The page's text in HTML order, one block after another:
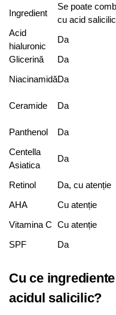
Ingredient
Se poate
cu acid
Acid
hialuronic
Da
Glicerină
Da
NiacinamidăDa
Ceramide
Da
Panthenol
Da
Centella
Asiatica
Da
Retinol Da, cu atenție
AHA
Cu atenție
Vitamina C Cu atenție
SPF
Da
Cu ce
acidul salicilic?